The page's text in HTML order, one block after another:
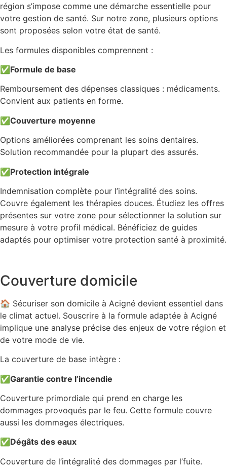
région s’impose comme une démarche essentielle pour
votre gestion de santé. Sur notre zone, plusieurs options
sont proposées selon votre état de santé.
Les formules disponibles comprennent :
✅ Formule de base
Remboursement des dépenses classiques : médicaments.
Convient aux patients en forme.
✅Couverture moyenne
Options améliorées comprenant les soins dentaires.
Solution recommandée pour la plupart des assurés.
✅Protection intégrale
Indemnisation complète pour l’intégralité des soins.
Couvre également les thérapies douces. Étudiez les offres
présentes sur votre zone pour sélectionner la solution sur
mesure à votre profil médical. Bénéficiez de guides
adaptés pour optimiser votre protection santé à proximité.
Couverture domicile
🏠 Sécuriser son domicile à Acigné devient essentiel dans
le climat actuel. Souscrire à la formule adaptée à Acigné
implique une analyse précise des enjeux de votre région et
de votre mode de vie.
La couverture de base intègre :
✅Garantie contre l’incendie
Couverture primordiale qui prend en charge les
dommages provoqués par le feu. Cette formule couvre
aussi les dommages électriques.
✅ Dégâts des eaux
Couverture de l’intégralité des dommages par l’fuite.